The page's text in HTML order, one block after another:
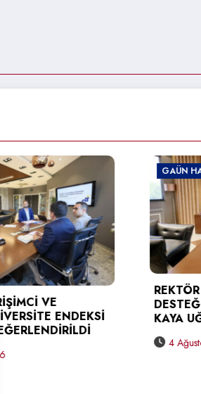
GAÜN HABER
REKTÖR DOĞAN, TÜBİTAK
DESTEĞİ ALAN DOÇ. DR. BERNA
KAYA UĞUR’U KABUL ETTİ